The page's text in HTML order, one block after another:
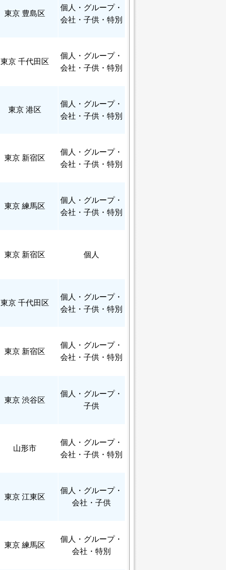
東京 豊島区
個人
・グループ・
会社・子供・特別
東京 千代田区
個人
・グループ・
会社・子供・特別
東京 港区
個人
・グループ・
会社・子供・特別
東京 新宿区
個人
・グループ・
会社・子供・特別
東京 練馬区
個人
・グループ・
会社・子供・特別
東京 新宿区 個人
東京 千代田区
個人
・グループ・
会社・子供・特別
東京 新宿区
個人
・グループ・
会社・子供・特別
東京 渋谷区
個人
・グループ・
子供
山形市
個人
・グループ・
会社・子供・特別
東京 江東区
個人
・グループ・
会社・子供
東京 練馬区
個人
・グループ・
会社・特別